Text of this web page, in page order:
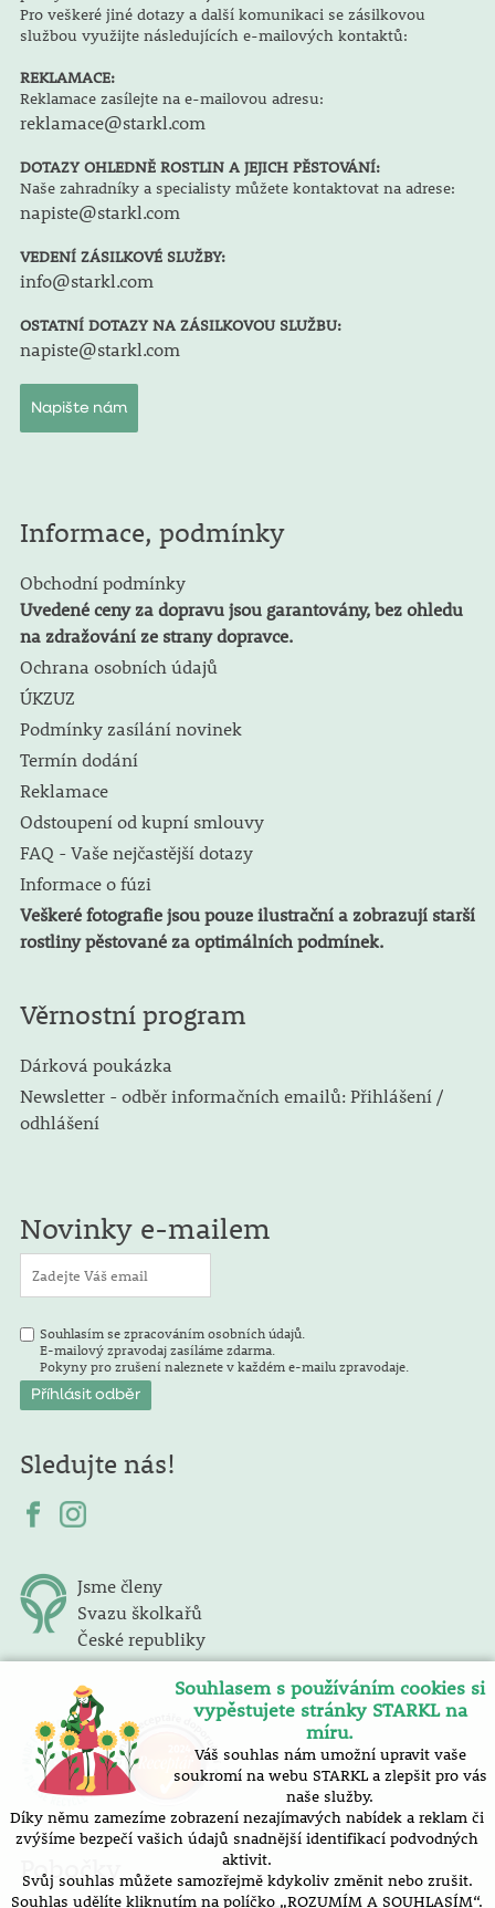
Pro veškeré jiné dotazy a další komunikaci se zásilkovou
službou využijte následujících e-mailových kontaktů:
REKLAMACE:
Reklamace zasílejte na e-mailovou adresu:
reklamace@starkl.com
DOTAZY OHLEDNĚ ROSTLIN A JEJICH PĚSTOVÁNÍ:
Naše zahradníky a specialisty můžete kontaktovat na adrese:
napiste@starkl.com
VEDENÍ ZÁSILKOVÉ SLUŽBY:
info@starkl.com
OSTATNÍ DOTAZY NA ZÁSILKOVOU SLUŽBU:
napiste@starkl.com
Napište nám
Informace, podmínky
Obchodní podmínky
Uvedené ceny za dopravu jsou garantovány, bez ohledu
na zdražování ze strany dopravce.
Ochrana osobních údajů
ÚKZUZ
Podmínky zasílání novinek
Termín dodání
Reklamace
Odstoupení od kupní smlouvy
FAQ - Vaše nejčastější dotazy
Informace o fúzi
Veškeré fotografie jsou pouze ilustrační a zobrazují starší
rostliny pěstované za optimálních podmínek.
Věrnostní program
Dárková poukázka
Newsletter - odběr informačních emailů: Přihlášení /
odhlášení
Novinky e-mailem
Souhlasím se zpracováním osobních údajů.
E-mailový zpravodaj zasíláme zdarma.
Pokyny pro zrušení naleznete v každém e-mailu zpravodaje.
Sledujte nás!
Jsme členy
Svazu školkařů
České republiky
Pobočky
Souhlasem s používáním cookies si
vypěstujete stránky STARKL na
míru.
Váš souhlas nám umožní upravit vaše
soukromí na webu STARKL a zlepšit pro vás
naše služby.
Díky němu zamezíme zobrazení nezajímavých nabídek a reklam či
zvýšíme bezpečí vašich údajů snadnější identifikací podvodných
aktivit.
Svůj souhlas můžete samozřejmě kdykoliv změnit nebo zrušit.
Souhlas udělíte kliknutím na políčko „ROZUMÍM A SOUHLASÍM“.